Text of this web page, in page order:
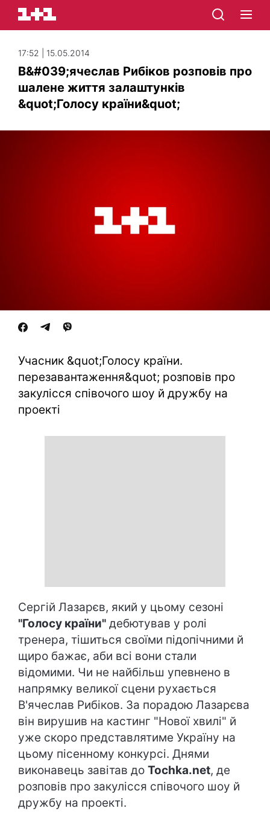
17:52 | 15.05.2014
В&#039;ячеслав Рибіков розповів про
шалене життя залаштунків
&quot;Голосу країни&quot;
Учасник &quot;Голосу країни.
перезавантаження&quot; розповів про
закулісся співочого шоу й дружбу на
проекті
Сергій Лазарєв, який у цьому сезоні
"Голосу країни" дебютував у ролі
тренера, тішиться своїми підопічними й
щиро бажає, аби всі вони стали
відомими. Чи не найбільш упевнено в
напрямку великої сцени рухається
В'ячеслав Рибіков. За порадою Лазарєва
він вирушив на кастинг "Нової хвилі" й
уже скоро представлятиме Україну на
цьому пісенному конкурсі. Днями
виконавець завітав до Tochka.net, де
розповів про закулісся співочого шоу й
дружбу на проекті.